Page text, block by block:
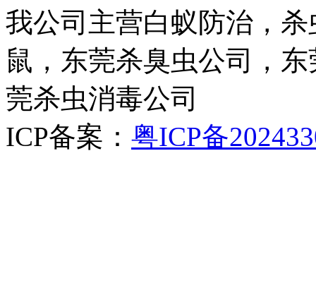
我公司主营白蚁防治，
鼠，东莞杀臭虫公司，
莞杀虫消毒公司
ICP备案： 粤ICP备